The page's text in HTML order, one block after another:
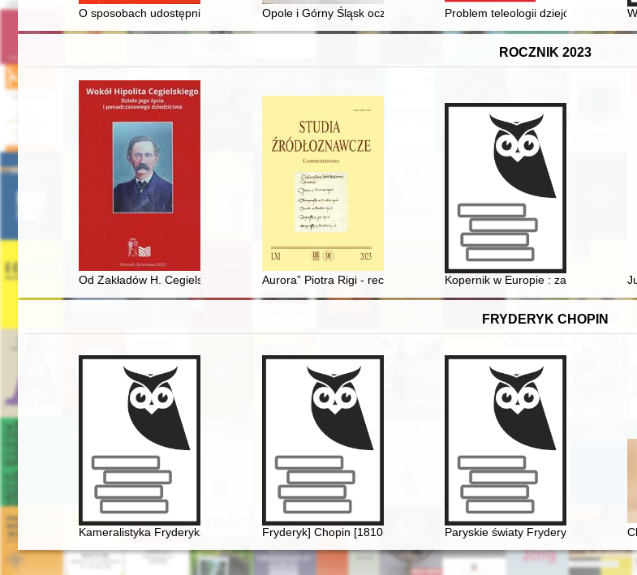
O sposobach udostępnienia zawartości ksiąg metryk królewskichOpole i Górny Śląsk oczami brytyjskich żołnierzy 1920-1922 = Oppeln
Problem teleologii dziejów u Hegla i
ROCZNIK 2023
Od Zakładów H. Cegielskiego w Poznaniu do ZISPO : dzieje zakładu w latach 1945-1949
Aurora” Piotra Rigi - recenzja] Kopernik w Europie : zapiski z
FRYDERYK CHOPIN
Kameralistyka Fryderyka Chopina. Margines czy integralna część jego sztuki?
Fryderyk] Chopin [1810-1849]. Życie i droga twórczaParyskie światy Fryderyka Chopina